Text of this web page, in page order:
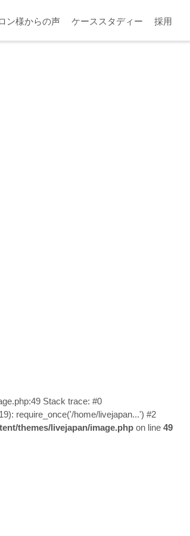
ン様からの声 ケーススタディー 採用
Stack trace: #0
require_once('/home/livejapan...') #2
themes/livejapan/image.php on line 49